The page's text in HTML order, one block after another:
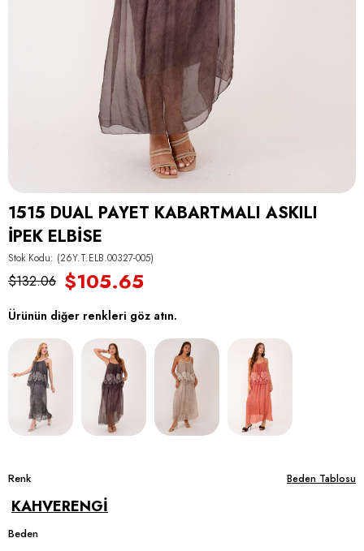
1515 DUAL PAYET KABARTMALI ASKILI
İPEK ELBİSE
Stok Kodu (26Y.T.ELB.00327-005)
$132.06 $105.65
Ürünün diğer renkleri göz atın.
Renk Beden Tablosu
KAHVERENGİ
Beden